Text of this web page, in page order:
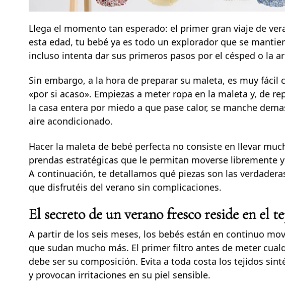
Llega el momento tan esperado: el primer gran viaje de
esta edad, tu bebé ya es todo un explorador que se
incluso intenta dar sus primeros pasos por el césped o la
Sin embargo, a la hora de preparar su maleta, es muy fácil
«por si acaso». Empiezas a meter ropa en la maleta y, de
la casa entera por miedo a que pase calor, se manche
aire acondicionado.
Hacer la maleta de bebé perfecta no consiste en llevar
prendas estratégicas que le permitan moverse libremente
A continuación, te detallamos qué piezas son las
que disfrutéis del verano sin complicaciones.
El secreto de un verano fresco reside en el
A partir de los seis meses, los bebés están en continuo
que sudan mucho más. El primer filtro antes de meter
debe ser su composición. Evita a toda costa los tejidos
y provocan irritaciones en su piel sensible.